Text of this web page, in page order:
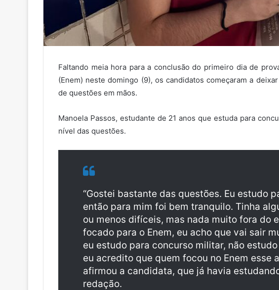
Faltando meia hora para a conclusão do primeiro dia de
(Enem) neste domingo (9), os candidatos começaram a
de questões em mãos.
Manoela Passos, estudante de 21 anos que estuda para
nível das questões.
“Gostei bastante das questões. Eu estudo
então para mim foi bem tranquilo. Tinha
ou menos difíceis, mas nada muito fora do
focado para o Enem, eu acho que vai sair
eu estudo para concurso militar, não
eu acredito que quem focou no Enem esse
afirmou a candidata, que já havia
redação.